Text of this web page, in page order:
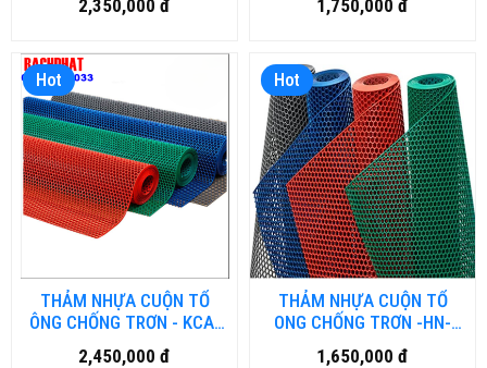
2,350,000 đ
1,750,000 đ
Hot
THẢM NHỰA CUỘN TỔ
ÔNG CHỐNG TRƠN - KCA-
HM-DN.01
2,450,000 đ
Hot
THẢM NHỰA CUỘN TỔ
ONG CHỐNG TRƠN -HN-
NH-DN.01
1,650,000 đ